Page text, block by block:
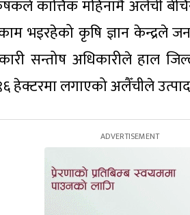
कात्तिक महिनामै अलैँची
भइरहेको कृषि ज्ञान केन्द्रले
सन्तोष अधिकारीले हाल
हेक्टरमा लगाएको अलैँचीले